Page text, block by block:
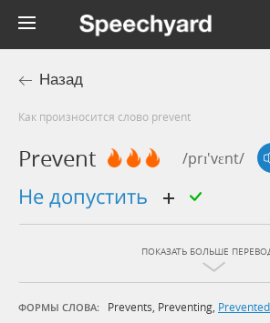
Назад
Как произносится слово prevent
Prevent /prɪ'vɛnt/
не допустить
ПОКАЗАТЬ БОЛЬШЕ
ФОРМЫ СЛОВА: Prevents, Preventing, Prevented